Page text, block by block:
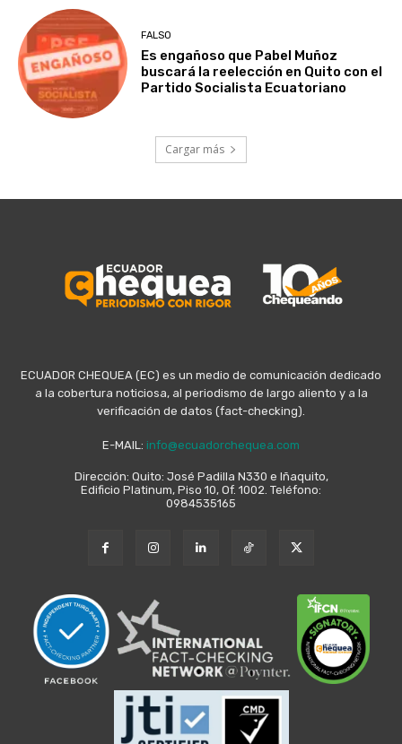
FALSO
Es engañoso que Pabel Muñoz
buscará la reelección en Quito con el
Partido Socialista Ecuatoriano
Cargar más
ECUADOR CHEQUEA (EC) es un medio de comunicación dedicado
a la cobertura noticiosa, al periodismo de largo aliento y a la
verificación de datos (fact-checking).
E-MAIL: info@ecuadorchequea.com
Dirección: Quito: José Padilla N330 e Iñaquito,
Edificio Platinum, Piso 10, Of. 1002. Teléfono:
0984535165